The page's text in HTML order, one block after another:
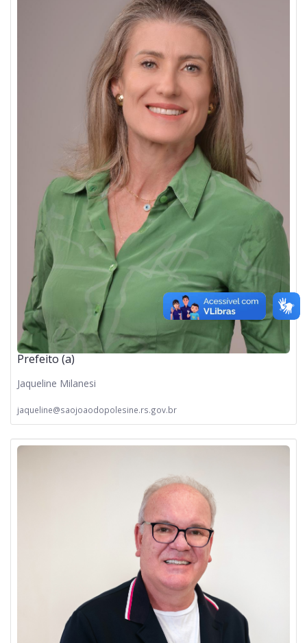
Prefeito (a)
Jaqueline Milanesi
jaqueline@saojoaodopolesine.rs.gov.br